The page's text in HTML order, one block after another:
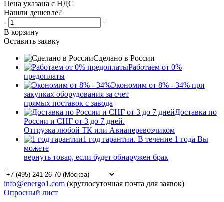
Цена указана с НДС
Нашли дешевле?
-
+
В корзину
Оставить заявку
Сделано в России
Работаем от 0%
предоплаты
Экономим от 8% - 34% при
закупках оборудования за счет
прямых поставок с завода
Доставка по
России и СНГ от 3 до 7 дней.
Отгрузка любой ТК или Авиаперевозчиком
1 год гарантии. В течение 1 года Вы
можете
вернуть товар, если будет обнаружен брак
info@energo1.com (круглосуточная почта для заявок)
Опросный лист